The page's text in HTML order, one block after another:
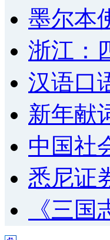
墨尔本
浙江：
汉语口
新年献
中国社
悉尼证
《三